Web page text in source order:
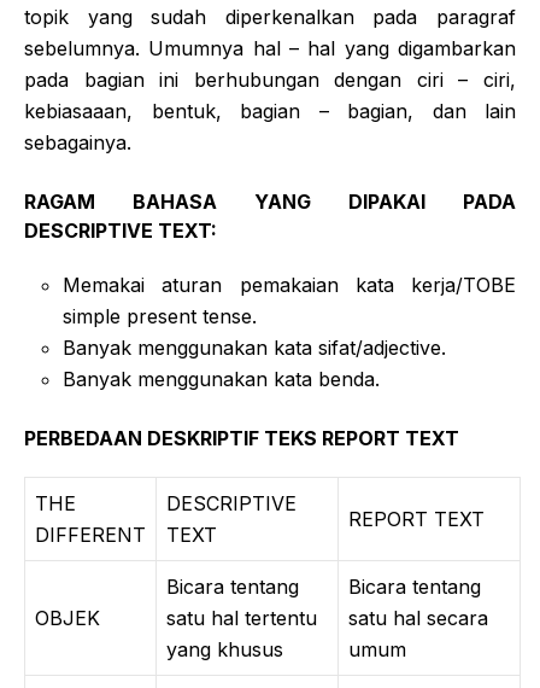
topik yang sudah diperkenalkan pada paragraf
sebelumnya. Umumnya hal – hal yang digambarkan
pada bagian ini berhubungan dengan ciri – ciri,
kebiasaaan, bentuk, bagian – bagian, dan lain
sebagainya.
RAGAM BAHASA YANG DIPAKAI PADA
DESCRIPTIVE TEXT:
Memakai aturan pemakaian kata kerja/TOBE
simple present tense.
Banyak menggunakan kata sifat/adjective.
Banyak menggunakan kata benda.
PERBEDAAN DESKRIPTIF TEKS REPORT TEXT
THE
DIFFERENT
DESCRIPTIVE
TEXT
REPORT TEXT
OBJEK
Bicara tentang
satu hal tertentu
yang khusus
Bicara tentang
satu hal secara
umum